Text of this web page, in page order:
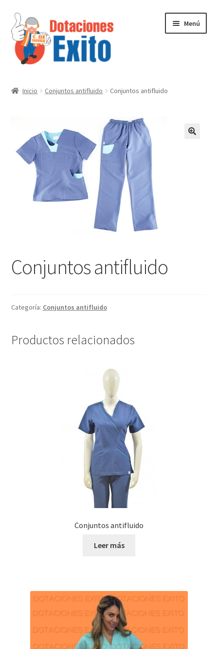
Ir
a
la
navegación
Ir
al
contenido
Menú
Contactenos
Inicio Conjuntos antifluido Conjuntos antifluido
Conjuntos antifluido
Categoría: Conjuntos antifluido
Productos relacionados
Conjuntos antifluido
Leer más